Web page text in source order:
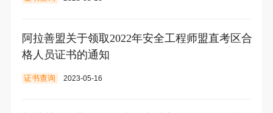
阿拉善盟关于领取2022年安全工程师盟直考区合
格人员证书的通知
证书查询 2023-05-16